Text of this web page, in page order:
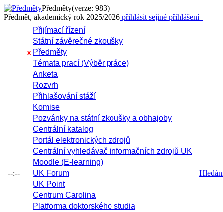
Předměty(verze: 983)
Předmět, akademický rok 2025/2026 přihlásit sejiné přihlášení
--:--
Přijímací řízení
Státní závěrečné zkoušky
x Předměty
Témata prací (Výběr práce)
Anketa
Rozvrh
Přihlašování stáží
Komise
Pozvánky na státní zkoušky a obhajoby
Centrální katalog
Portál elektronických zdrojů
Centrální vyhledávač informačních zdrojů UK
Moodle (E-learning)
UK Forum
UK Point
Centrum Carolina
Platforma doktorského studia